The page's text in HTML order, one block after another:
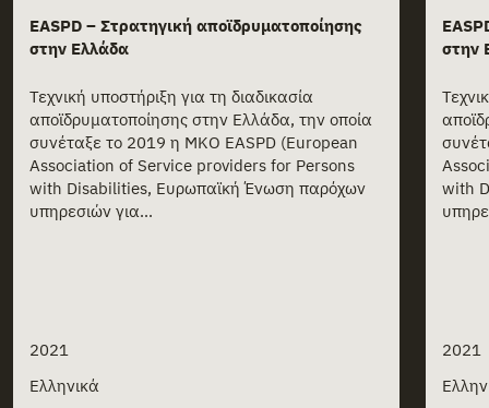
EASPD – Στρατηγική αποϊδρυματοποίησης
στην Ελλάδα
Τεχνική υποστήριξη για τη διαδικασία
αποϊδρυματοποίησης στην Ελλάδα, την οποία
συνέταξε το 2019 η ΜΚΟ EASPD (European
Association of Service providers for Persons
with Disabilities, Ευρωπαϊκή Ένωση παρόχων
υπηρεσιών για...
2021
Ελληνικά
στην
with
2021